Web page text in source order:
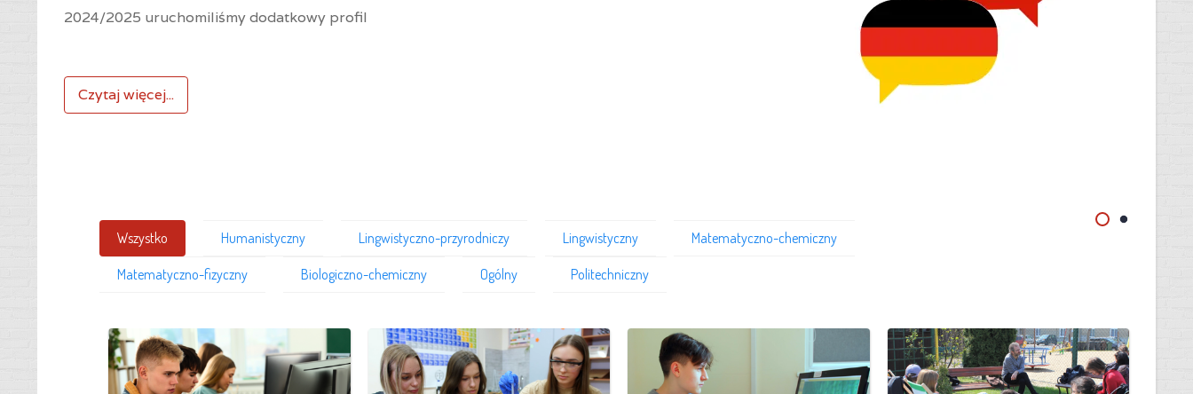
2024/2025 uruchomiliśmy dodatkowy profil
Czytaj więcej...
Wszystko Humanistyczny Lingwistyczno-przyrodniczy Lingwistyczny Matematyczno-chemiczny
Matematyczno-fizyczny Biologiczno-chemiczny Ogólny Politechniczny